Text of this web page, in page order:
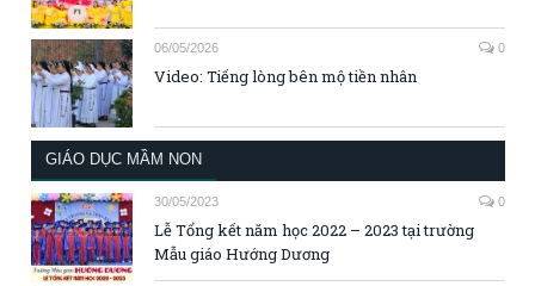
06/05/2026 0
Video: Tiếng lòng bên mộ tiền nhân
GIÁO DỤC MẦM NON
30/05/2023 0
Lễ Tổng kết năm học 2022 – 2023 tại trường
Mẫu giáo Hướng Dương